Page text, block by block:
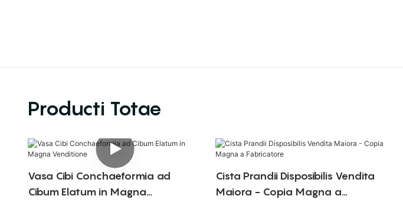
Producti Totae
Vasa Cibi Conchaeformia ad
Cibum Elatum in Magna
Cista Prandii Disposibilis Vendita
Maiora - Copia Magna a